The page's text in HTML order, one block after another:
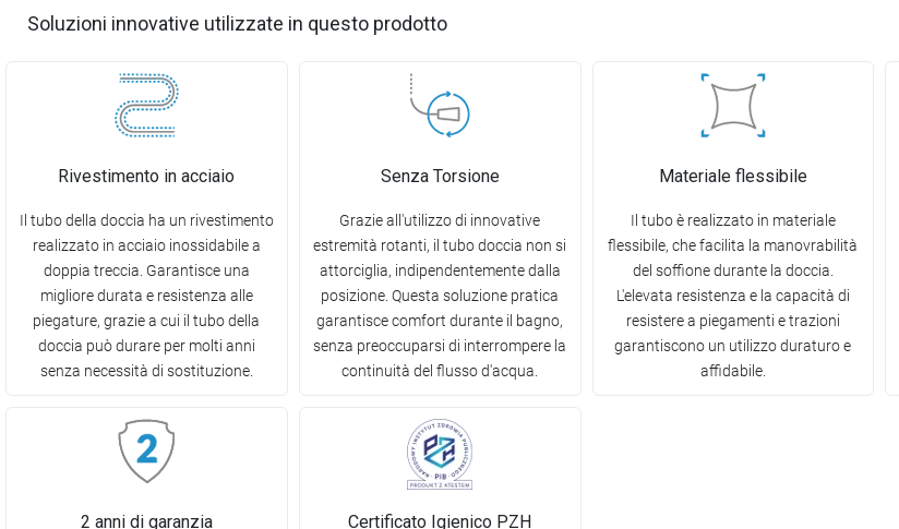
Soluzioni innovative utilizzate in questo prodotto
Rivestimento in acciaio
Il tubo della doccia ha un rivestimento
realizzato in acciaio inossidabile a
doppia treccia. Garantisce una
migliore durata e resistenza alle
piegature, grazie a cui il tubo della
doccia può durare per molti anni
senza necessità di sostituzione.
Senza Torsione
Grazie all'utilizzo di innovative
estremità rotanti, il tubo doccia non si
attorciglia, indipendentemente dalla
posizione. Questa soluzione pratica
garantisce comfort durante il bagno,
senza preoccuparsi di interrompere la
continuità del flusso d'acqua.
Materiale flessibile
Il tubo è realizzato in materiale
flessibile, che facilita la manovrabilità
del soffione durante la doccia.
L'elevata resistenza e la capacità di
resistere a piegamenti e trazioni
garantiscono un utilizzo duraturo e
affidabile.
2 anni di garanzia Certificato Igienico PZH